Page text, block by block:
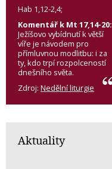
Hab 1,12-2,4;
Komentář k Mt 17,14-20:
Ježíšovo vybídnutí k větší
víře je návodem pro
přímluvnou modlitbu: i za
ty, kdo trpí rozpolceností
dnešního světa.
Zdroj: Nedělní liturgie
Aktuality